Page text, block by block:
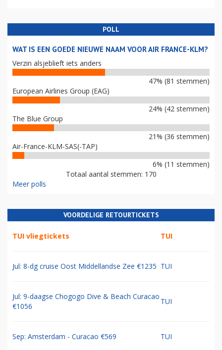
POLL
WAT IS EEN GOEDE NIEUWE NAAM VOOR AIR FRANCE-KLM?
Verzin alsjeblieft iets anders
47% (81 stemmen)
European Airlines Group (EAG)
24% (42 stemmen)
The Blue Group
21% (36 stemmen)
Air-France-KLM-SAS(-TAP)
6% (11 stemmen)
Totaal aantal stemmen: 170
Meer polls
VOORDELIGE RETOURTICKETS
TUI vliegtickets TUI
Jul: 8-dg cruise Oost Middellandse Zee €1235 TUI
Jul: 9-daagse Chogogo Dive & Beach Curacao
€1056
TUI
Sep: Amsterdam - Curacao €569 TUI